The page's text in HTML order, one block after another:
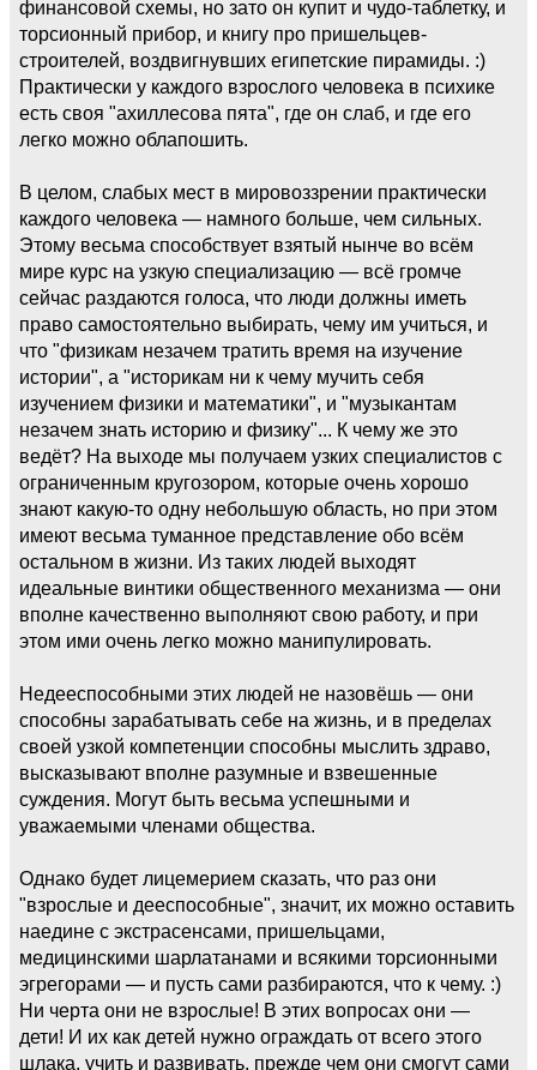
финансовой схемы, но зато он купит и чудо-таблетку, и
торсионный прибор, и книгу про пришельцев-
строителей, воздвигнувших египетские пирамиды. :)
Практически у каждого взрослого человека в психике
есть своя "ахиллесова пята", где он слаб, и где его
легко можно облапошить.
В целом, слабых мест в мировоззрении практически
каждого человека — намного больше, чем сильных.
Этому весьма способствует взятый нынче во всём
мире курс на узкую специализацию — всё громче
сейчас раздаются голоса, что люди должны иметь
право самостоятельно выбирать, чему им учиться, и
что "физикам незачем тратить время на изучение
истории", а "историкам ни к чему мучить себя
изучением физики и математики", и "музыкантам
незачем знать историю и физику"... К чему же это
ведёт? На выходе мы получаем узких специалистов с
ограниченным кругозором, которые очень хорошо
знают какую-то одну небольшую область, но при этом
имеют весьма туманное представление обо всём
остальном в жизни. Из таких людей выходят
идеальные винтики общественного механизма — они
вполне качественно выполняют свою работу, и при
этом ими очень легко можно манипулировать.
Недееспособными этих людей не назовёшь — они
способны зарабатывать себе на жизнь, и в пределах
своей узкой компетенции способны мыслить здраво,
высказывают вполне разумные и взвешенные
суждения. Могут быть весьма успешными и
уважаемыми членами общества.
Однако будет лицемерием сказать, что раз они
"взрослые и дееспособные", значит, их можно оставить
наедине с экстрасенсами, пришельцами,
медицинскими шарлатанами и всякими торсионными
эгрегорами — и пусть сами разбираются, что к чему. :)
Ни черта они не взрослые! В этих вопросах они —
дети! И их как детей нужно ограждать от всего этого
шлака, учить и развивать, прежде чем они смогут сами